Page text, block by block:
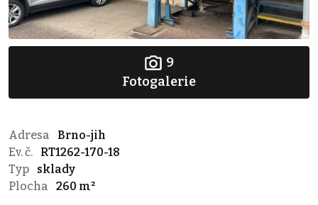
9
Fotogalerie
Adresa
Brno-jih
Ev. č.
RT1262-170-18
Typ
sklady
Plocha
260 m²